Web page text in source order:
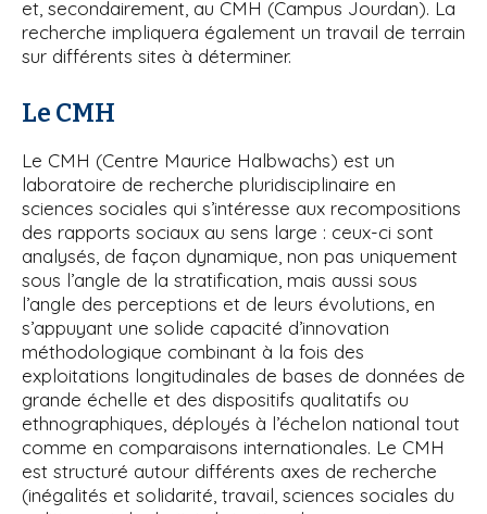
et, secondairement, au CMH (Campus Jourdan). La
recherche impliquera également un travail de terrain
sur différents sites à déterminer.
Le CMH
Le CMH (Centre Maurice Halbwachs) est un
laboratoire de recherche pluridisciplinaire en
sciences sociales qui s’intéresse aux recompositions
des rapports sociaux au sens large : ceux-ci sont
analysés, de façon dynamique, non pas uniquement
sous l’angle de la stratification, mais aussi sous
l’angle des perceptions et de leurs évolutions, en
s’appuyant une solide capacité d’innovation
méthodologique combinant à la fois des
exploitations longitudinales de bases de données de
grande échelle et des dispositifs qualitatifs ou
ethnographiques, déployés à l’échelon national tout
comme en comparaisons internationales. Le CMH
est structuré autour différents axes de recherche
(inégalités et solidarité, travail, sciences sociales du